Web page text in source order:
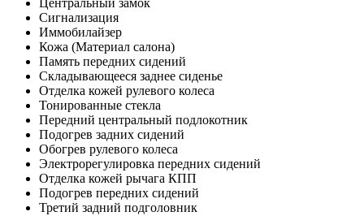
Центральный замок
Сигнализация
Иммобилайзер
Кожа (Материал салона)
Память передних сидений
Складывающееся заднее сиденье
Отделка кожей рулевого колеса
Тонированные стекла
Передний центральный подлокотник
Подогрев задних сидений
Обогрев рулевого колеса
Электрорегулировка передних сидений
Отделка кожей рычага КПП
Подогрев передних сидений
Третий задний подголовник